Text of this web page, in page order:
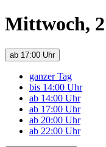
Mittwoch,
ab 17:00 Uhr
ganzer Tag
bis 14:00 Uhr
ab 14:00 Uhr
ab 17:00 Uhr
ab 20:00 Uhr
ab 22:00 Uhr